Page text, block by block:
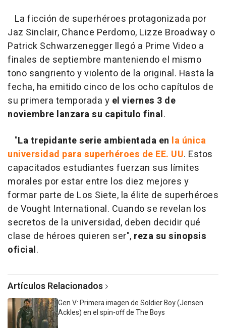
La ficción de superhéroes protagonizada por
Jaz Sinclair, Chance Perdomo, Lizze Broadway o
Patrick Schwarzenegger llegó a Prime Video a
finales de septiembre manteniendo el mismo
tono sangriento y violento de la original. Hasta la
fecha, ha emitido cinco de los ocho capítulos de
su primera temporada y el viernes 3 de
noviembre lanzara su capitulo final.
"La trepidante serie ambientada en la única
universidad para superhéroes de EE. UU. Estos
capacitados estudiantes fuerzan sus límites
morales por estar entre los diez mejores y
formar parte de Los Siete, la élite de superhéroes
de Vought International. Cuando se revelan los
secretos de la universidad, deben decidir qué
clase de héroes quieren ser", reza su sinopsis
oficial.
Artículos Relacionados
Gen V: Primera imagen de Soldier Boy (Jensen
Ackles) en el spin-off de The Boys